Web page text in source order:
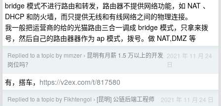
bridge 模式不进行路由和转发，路由器不提供网络功能，如 NAT 、
DHCP 和防火墙，而只提供无线和有线网络之间的物理连接。
我一般把运营商的给的光猫路由三合一调成 bridge 模式，只拿来拨
号，然后自己的路由器器作为 ap 模式，拨号。做 NAT,DMZ 等
Replied to a topic by mmzer › 昆明有月薪 1.5 万以上的开发
岗位吗？
2021 年 11 月 24
日
有，搭车， https://v2ex.com/t/817580
Replied to a topic by Fikhtengol › [昆明] 公链后端工程师 2021 年 11 月 24 日